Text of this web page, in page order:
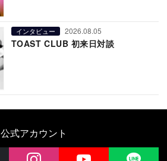
インタビュー 2026.08.05
TOAST CLUB 初来日対談
公式アカウント